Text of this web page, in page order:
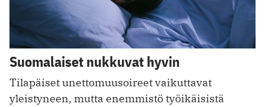
Suomalaiset nukkuvat hyvin
Tilapäiset unettomuusoireet vaikuttavat
yleistyneen, mutta enemmistö työikäisistä